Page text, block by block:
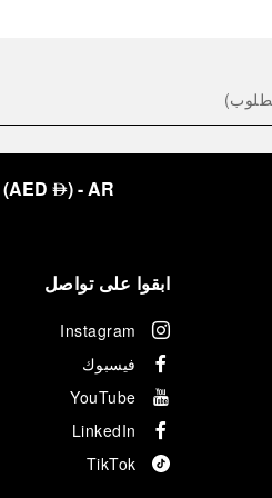
(AED ⃃)- AR
ابقوا على تواصل
Instagram
فيسبوك
YouTube
LinkedIn
TikTok